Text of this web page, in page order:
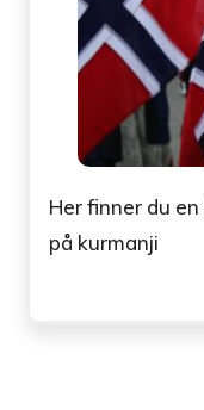
Her finner du
på kurmanji